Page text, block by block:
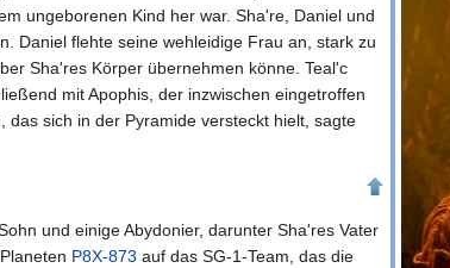
ungeborenen Kind her war. Sha're, Daniel und
Daniel flehte seine wehleidige Frau an, stark zu
Sha'res Körper übernehmen könne. Teal'c
mit Apophis, der inzwischen eingetroffen
das sich in der Pyramide versteckt hielt, sagte
und einige Abydonier, darunter Sha'res Vater
P8X-873 auf das SG-1-Team, das die